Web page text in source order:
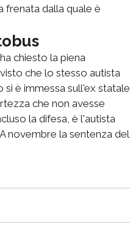
frenata dalla quale è
chiesto la piena
che lo stesso autista
è immessa sull'ex statale
che non avesse
la difesa, è l'autista
novembre la sentenza del